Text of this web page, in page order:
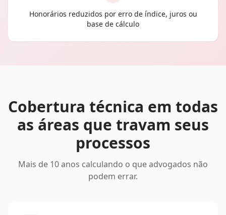
Honorários reduzidos por erro de índice, juros ou
base de cálculo
Cobertura técnica em todas
as áreas que travam seus
processos
Mais de 10 anos calculando o que advogados não
podem errar.